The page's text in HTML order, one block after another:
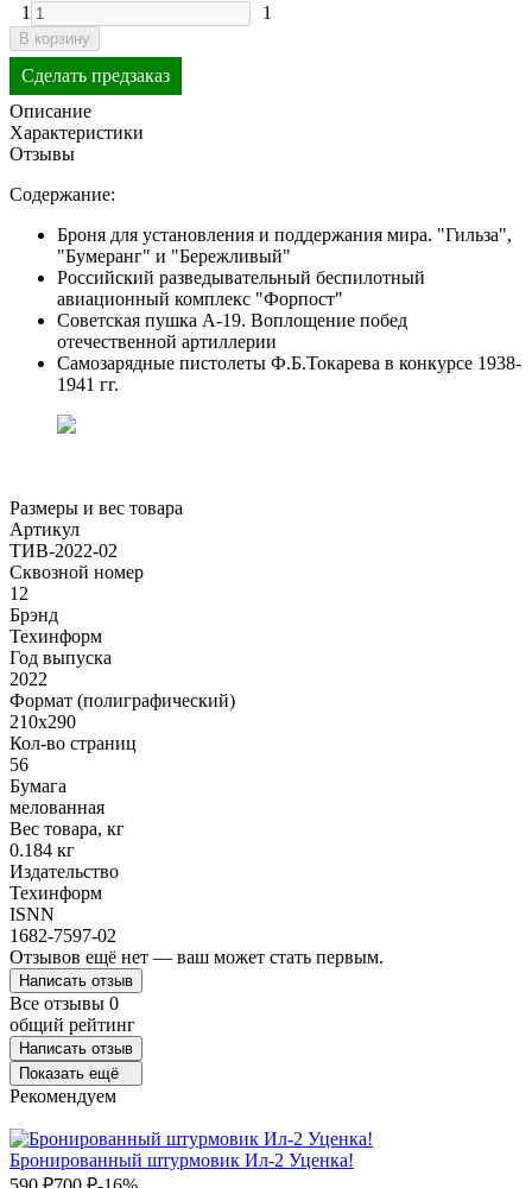
1
1
В корзину
Сделать предзаказ
Описание
Характеристики
Отзывы
Содержание:
Броня для установления и поддержания мира. "Гильза",
"Бумеранг" и "Бережливый"
Российский разведывательный беспилотный
авиационный комплекс "Форпост"
Советская пушка А-19. Воплощение побед
отечественной артиллерии
Самозарядные пистолеты Ф.Б.Токарева в конкурсе 1938-
1941 гг.
Размеры и вес товара
Артикул
ТИВ-2022-02
Сквозной номер
12
Брэнд
Техинформ
Год выпуска
2022
Формат (полиграфический)
210х290
Кол-во страниц
56
Бумага
мелованная
Вес товара, кг
0.184 кг
Издательство
Техинформ
ISNN
1682-7597-02
Отзывов ещё нет — ваш может стать первым.
Написать отзыв
Все отзывы 0
общий рейтинг
Написать отзыв
Показать ещё
Рекомендуем
Бронированный штурмовик Ил-2 Уценка!